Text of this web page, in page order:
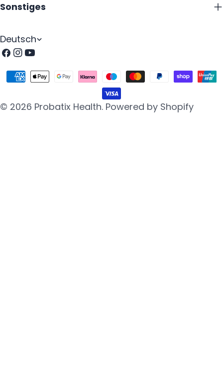
Sonstiges
S
p
a
c
Deutsch
Facebook
Instagram
Youtube
© 2026 Probatix Health. Powered by Shopify
Zahlungsarten